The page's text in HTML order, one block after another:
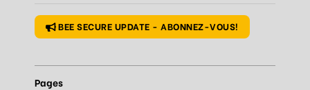
BEE SECURE UPDATE - ABONNEZ-VOUS!
Pages